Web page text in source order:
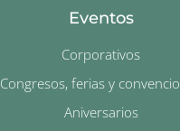
Eventos
Corporativos
Congresos, ferias y
Aniversarios